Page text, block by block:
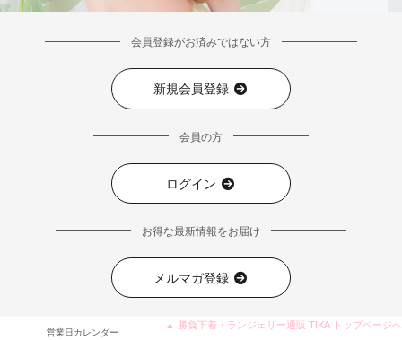
会員登録がお済みではない方
新規会員登録
会員の方
ログイン
お得な最新情報をお届け
メルマガ登録
▲ 勝負下着・ランジェリー通販 TIKA トップページへ
営業日カレンダー